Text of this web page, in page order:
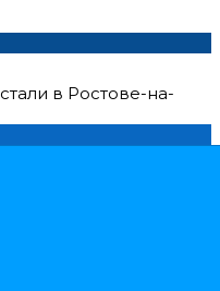
в Ростове-на-